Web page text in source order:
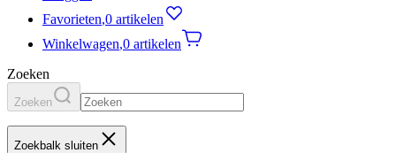
Favorieten,0 artikelen
Winkelwagen,0 artikelen
Zoeken
Zoeken
Zoekbalk sluiten